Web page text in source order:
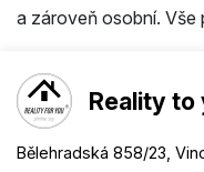
a zároveň osobní. Vše
Reality to
Bělehradská 858/23,